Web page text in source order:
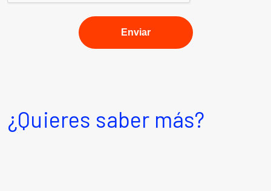
¿Quieres saber más?